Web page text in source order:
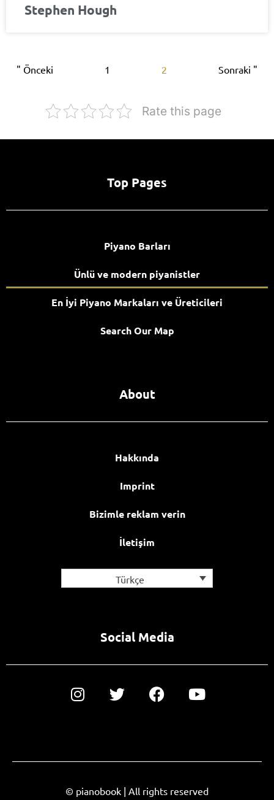
Stephen Hough
" Önceki 1 2 Sonraki "
Rate this page
Top Pages
Piyano Barları
Ünlü ve modern piyanistler
En İyi Piyano Markaları ve Üreticileri
Search Our Map
About
Hakkında
Imprint
Bizimle reklam verin
İletişim
Türkçe
Social Media
© pianobook | All rights reserved